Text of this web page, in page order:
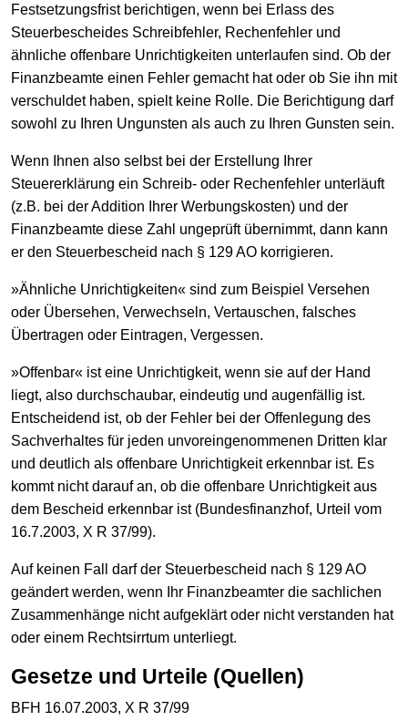
Festsetzungsfrist berichtigen, wenn bei Erlass des
Steuerbescheides Schreibfehler, Rechenfehler und
ähnliche offenbare Unrichtigkeiten unterlaufen sind. Ob der
Finanzbeamte einen Fehler gemacht hat oder ob Sie ihn mit
verschuldet haben, spielt keine Rolle. Die Berichtigung darf
sowohl zu Ihren Ungunsten als auch zu Ihren Gunsten sein.
Wenn Ihnen also selbst bei der Erstellung Ihrer
Steuererklärung ein Schreib- oder Rechenfehler unterläuft
(z.B. bei der Addition Ihrer Werbungskosten) und der
Finanzbeamte diese Zahl ungeprüft übernimmt, dann kann
er den Steuerbescheid nach § 129 AO korrigieren.
»Ähnliche Unrichtigkeiten« sind zum Beispiel Versehen
oder Übersehen, Verwechseln, Vertauschen, falsches
Übertragen oder Eintragen, Vergessen.
»Offenbar« ist eine Unrichtigkeit, wenn sie auf der Hand
liegt, also durchschaubar, eindeutig und augenfällig ist.
Entscheidend ist, ob der Fehler bei der Offenlegung des
Sachverhaltes für jeden unvoreingenommenen Dritten klar
und deutlich als offenbare Unrichtigkeit erkennbar ist. Es
kommt nicht darauf an, ob die offenbare Unrichtigkeit aus
dem Bescheid erkennbar ist (Bundesfinanzhof, Urteil vom
16.7.2003, X R 37/99).
Auf keinen Fall darf der Steuerbescheid nach § 129 AO
geändert werden, wenn Ihr Finanzbeamter die sachlichen
Zusammenhänge nicht aufgeklärt oder nicht verstanden hat
oder einem Rechtsirrtum unterliegt.
Gesetze und Urteile (Quellen)
BFH 16.07.2003, X R 37/99